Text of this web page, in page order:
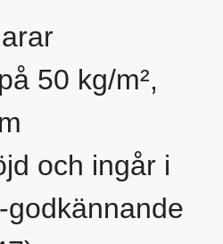
50 kg/m²,
och ingår i